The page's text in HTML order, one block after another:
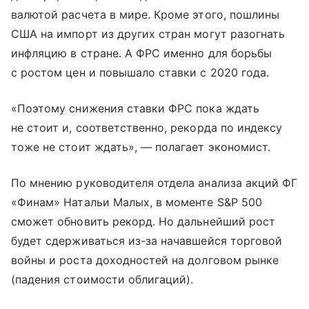
валютой расчета в мире. Кроме этого, пошлины
США на импорт из других стран могут разогнать
инфляцию в стране. А ФРС именно для борьбы
с ростом цен и повышало ставки с 2020 года.
«Поэтому снижения ставки ФРС пока ждать
не стоит и, соответственно, рекорда по индексу
тоже не стоит ждать», — полагает экономист.
По мнению руководителя отдела анализа акций ФГ
«Финам» Натальи Малых, в моменте S&P 500
сможет обновить рекорд. Но дальнейший рост
будет сдерживаться из-за начавшейся торговой
войны и роста доходностей на долговом рынке
(падения стоимости облигаций).